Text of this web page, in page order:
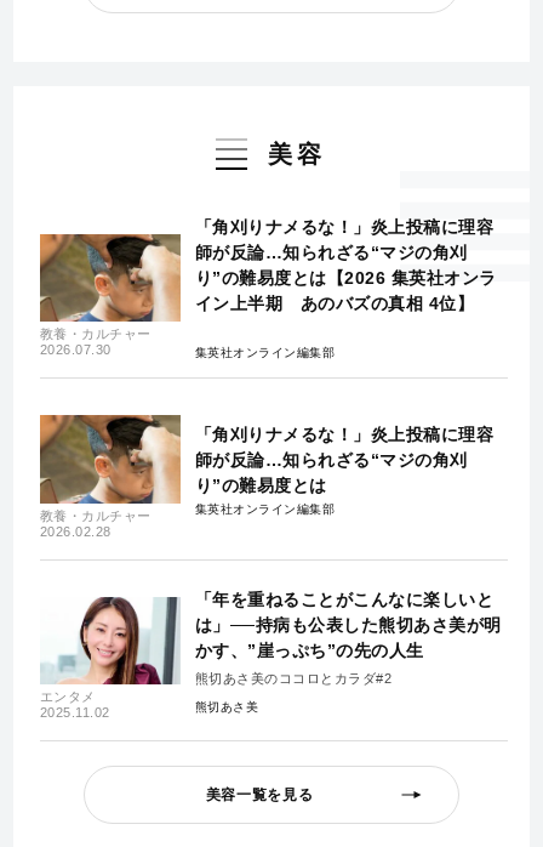
美容
教養・カルチャー
2026.07.30
「角刈りナメるな！」炎上投稿に理容
師が反論…知られざる“マジの角刈
り”の難易度とは【2026 集英社オンラ
イン上半期 あのバズの真相 4位】
集英社オンライン編集部
教養・カルチャー
2026.02.28
「角刈りナメるな！」炎上投稿に理容
師が反論…知られざる“マジの角刈
り”の難易度とは
集英社オンライン編集部
エンタメ
2025.11.02
「年を重ねることがこんなに楽しいと
は」──持病も公表した熊切あさ美が明
かす、”崖っぷち”の先の人生
熊切あさ美のココロとカラダ#2
熊切あさ美
美容一覧を見る